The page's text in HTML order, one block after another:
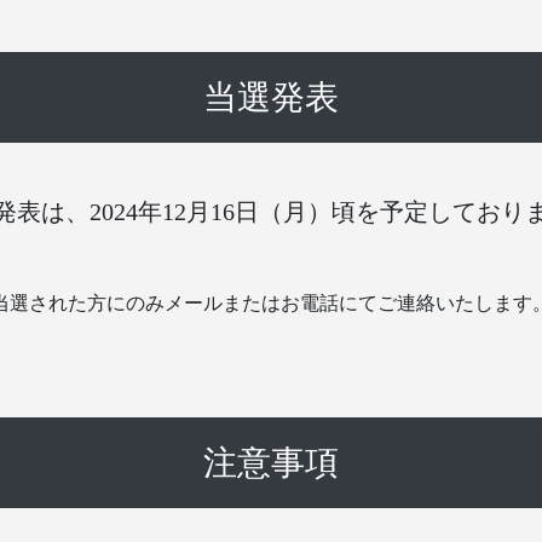
当選発表
表は、2024年12月16日（月）頃を予定しており
選された方にのみメールまたはお電話にてご連絡いたします。
注意事項